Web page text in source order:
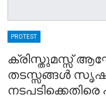
PROTEST
ക്രിസ്തുമസ്സ്‌
തടസ്സങ്ങൾ